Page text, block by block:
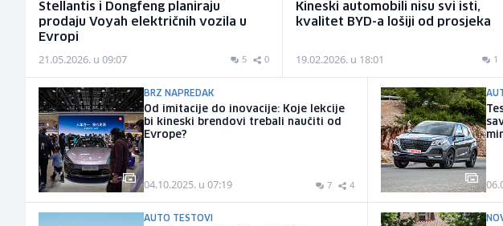
Stellantis i Dongfeng planiraju
prodaju Voyah električnih vozila u
Evropi
21.05.2026. u 09:07 5 0
Kineski automobili nisu svi isti,
kvalitet BYD-a lošiji od prosjeka
19.02.2026. u 18:01 1
BRZ NAPREDAK
Od imitacije do inovacije: Koje lekcije
bi kineski brendovi trebali naučiti od
Evrope?
04.10.2025. u 07:19 7 4
AUTO TESTOVI